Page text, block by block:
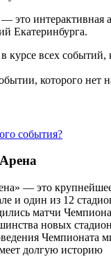
— это
Екатеринбурга.
курсе всех событий,
которого нет
события?
— это
и один из 12
матчи
новых
Чемпионата
долгую историю